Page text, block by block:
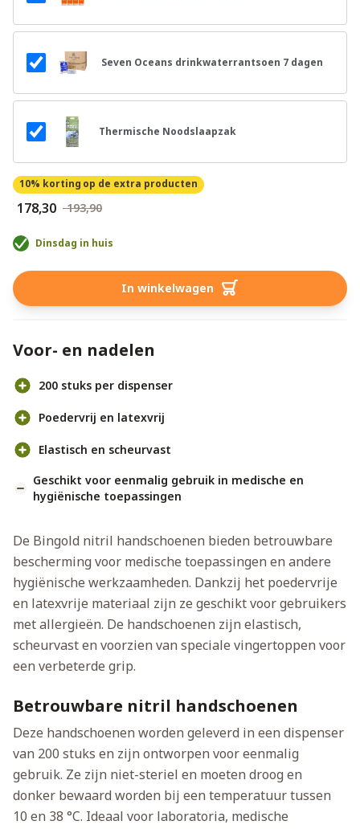
Seven Oceans drinkwaterrantsoen 7 dagen
Thermische Noodslaapzak
10% korting op de extra producten
€ 178,30 € 193,90
Dinsdag in huis
In winkelwagen
Voor- en nadelen
200 stuks per dispenser
Poedervrij en latexvrij
Elastisch en scheurvast
Geschikt voor eenmalig gebruik in medische en
hygiënische toepassingen
De Bingold nitril handschoenen bieden betrouwbare
bescherming voor medische toepassingen en andere
hygiënische werkzaamheden. Dankzij het poedervrije
en latexvrije materiaal zijn ze geschikt voor gebruikers
met allergieën. De handschoenen zijn elastisch,
scheurvast en voorzien van speciale vingertoppen voor
een verbeterde grip.
Betrouwbare nitril handschoenen
Deze handschoenen worden geleverd in een dispenser
van 200 stuks en zijn ontworpen voor eenmalig
gebruik. Ze zijn niet-steriel en moeten droog en
donker bewaard worden bij een temperatuur tussen
10 en 38 °C. Ideaal voor laboratoria, medische